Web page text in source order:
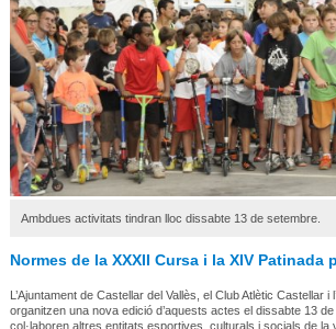
Ambdues activitats tindran lloc dissabte 13 de setembre.
Normes de la XXXII Cursa i la XIV Patinada
L’Ajuntament de Castellar del Vallès, el Club Atlètic Castellar i
organitzen una nova edició d’aquests actes el dissabte 13
col·laboren altres entitats esportives, culturals i socials de la